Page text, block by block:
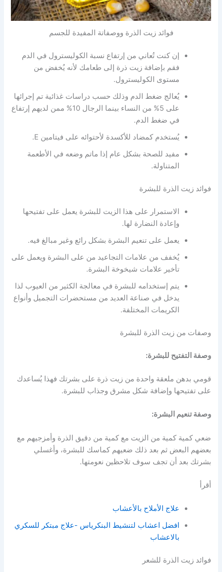
فوائد زيت الذرة ووصفاتة المفيدة للجسم
إن كنت تُعاني من إرتفاع نسبة الكوليسترول في الدم
فقم بإضافة زيت ذرة إلى طعامك لأنه يُخفض من
مستوى الكوليسترول.
يُعالج ضغط الدم وذلك حسب دراسات غذائية تم إجرائها
على 5% من النساء بينما الرجال 10% ممن لديهم إرتفاع
في ضغط الدم.
يُستخدم كمضاد للأكسدة لأحتوائه على فيتامين E.
مفيد للصحة بشكل عام إذا ماتم وضعه في الأطعمة
المتناولة.
فوائد زيت الذرة للبشرة
الاستمرار على هذا الزيت للبشرة يعمل على تفتيحها
وإعادة النضارة لها.
يعمل على تنعيم البشرة بشكل رائع وغير مبالغ فيه.
يُخفف من علامات التجاعيد من على البشرة ويعمل على
تأخير علامات شيخوخة البشرة.
يتم إستخدامه للبشرة في معالجة الكثير من العيوب لذا
يدخل في صناعة العديد من مستحضرات التجميل وأنواع
الكريمات المختلفة.
وصفات من زيت الذرة للبشرة
وصفة التفتيح للبشرة:
قومي بدهن ملعقة واحدة من زيت ذرة على بشرتك فهذا يُساعدك
على تفتيحها وإضافة شكل مشرق وجذاب للبشرة.
وصفة تنعيم البشرة:
ضعي كمية كمية من الزيت مع كمية من دقيق الذرة وأمزجيهم مع
بعضهم البعض ثم بعد ذلك ضعيهم كماسك للبشرة، وأغسلي
بشرتك بعد أن تجف سوف تلاحظين نعومتها.
أقرأ
علاج الأملاح بالأعشاب
افضل اعشاب لتنشيط البنكرياس -علاج مبتكر للسكري
بالاعشاب
فوائد زيت الذرة للشعر